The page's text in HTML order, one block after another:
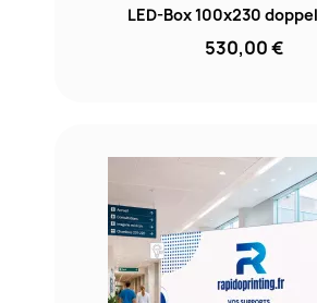
LED-Box 100x230
530,00 €